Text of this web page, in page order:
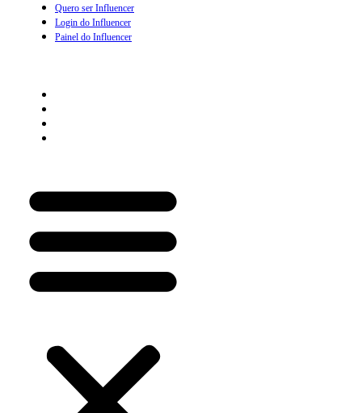
Quero ser Influencer
Login do Influencer
Painel do Influencer